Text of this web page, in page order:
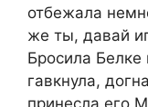
отбежала
же ты, давай
Бросила
гавкнула,
принесла его